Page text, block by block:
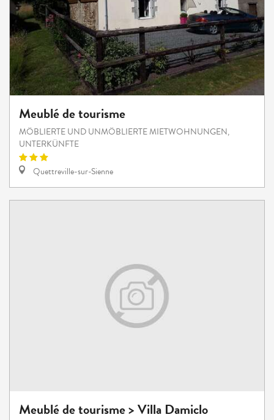
Meublé de tourisme
MÖBLIERTE UND UNMÖBLIERTE MIETWOHNUNGEN,
UNTERKÜNFTE
Quettreville-sur-Sienne
Meublé de tourisme > Villa Damiclo